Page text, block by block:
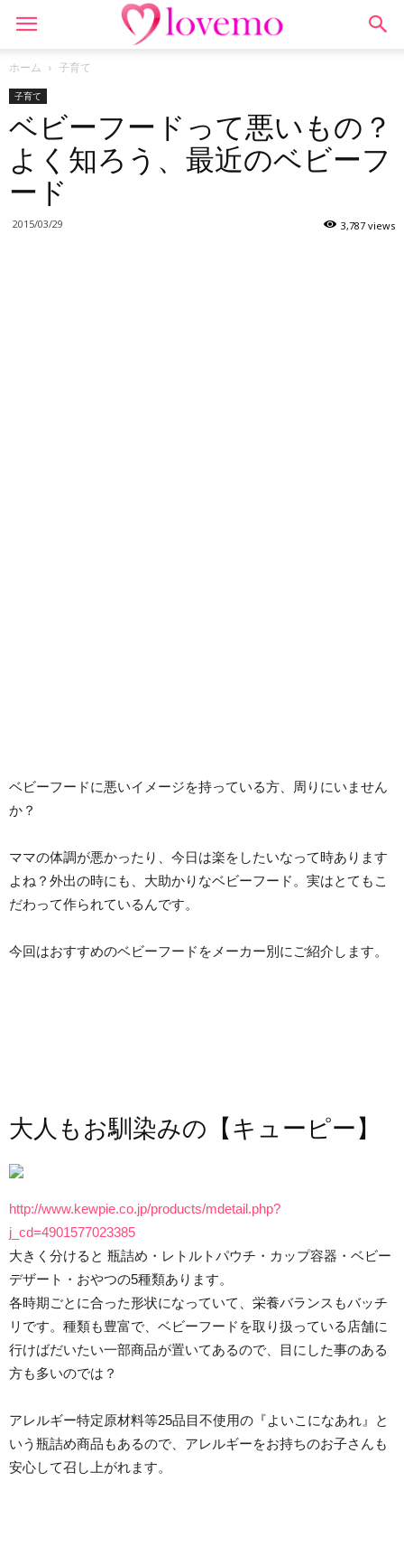
ホーム 子育て
子育て
ベビーフードって悪いもの？
よく知ろう、最近のベビーフ
ード
2015/03/29 3,787 views
ベビーフードに悪いイメージを持っている方、周りにいません
か？
ママの体調が悪かったり、今日は楽をしたいなって時あります
よね？外出の時にも、大助かりなベビーフード。実はとてもこ
だわって作られているんです。
今回はおすすめのベビーフードをメーカー別にご紹介します。
大人もお馴染みの【キューピー】
http://www.kewpie.co.jp/products/mdetail.php?
j_cd=4901577023385
大きく分けると 瓶詰め・レトルトパウチ・カップ容器・ベビー
デザート・おやつの5種類あります。
各時期ごとに合った形状になっていて、栄養バランスもバッチ
リです。種類も豊富で、ベビーフードを取り扱っている店舗に
行けばだいたい一部商品が置いてあるので、目にした事のある
方も多いのでは？
アレルギー特定原材料等25品目不使用の『よいこになあれ』と
いう瓶詰め商品もあるので、アレルギーをお持ちのお子さんも
安心して召し上がれます。